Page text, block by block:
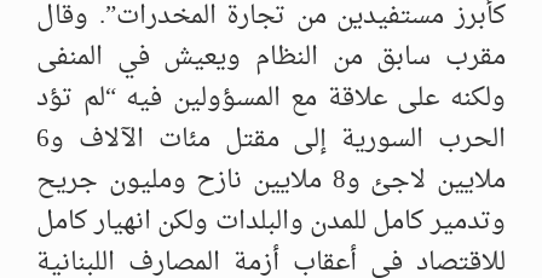
كأبرز مستفيدين من تجارة المخدرات”. وقال
مقرب سابق من النظام ويعيش في المنفى
ولكنه على علاقة مع المسؤولين فيه “لم تؤد
الحرب السورية إلى مقتل مئات الآلاف و6
ملايين لاجئ و8 ملايين نازح ومليون جريح
وتدمير كامل للمدن والبلدات ولكن انهيار كامل
للاقتصاد في أعقاب أزمة المصارف اللبنانية